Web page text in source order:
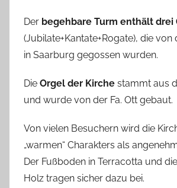
Der begehbare Turm enthält drei
(Jubilate+Kantate+Rogate), die von
in Saarburg gegossen wurden.
Die Orgel der Kirche stammt aus
und wurde von der Fa. Ott gebaut.
Von vielen Besuchern wird die
„warmen“ Charakters als
Der Fußboden in Terracotta und
Holz tragen sicher dazu bei.